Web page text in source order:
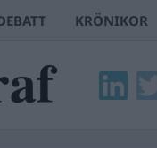
KRÖNIKOR